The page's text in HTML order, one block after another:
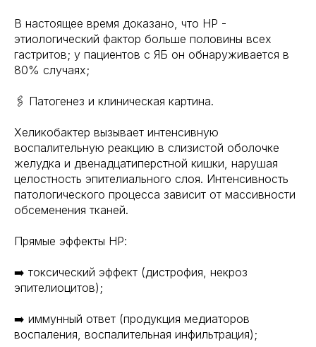
В настоящее время доказано, что НР -
этиологический фактор больше половины всех
гастритов; у пациентов с ЯБ он обнаруживается в
80% случаях;
🖇 Патогенез и клиническая картина.
Хеликобактер вызывает интенсивную
воспалительную реакцию в слизистой оболочке
желудка и двенадцатиперстной кишки, нарушая
целостность эпителиального слоя. Интенсивность
патологического процесса зависит от массивности
обсеменения тканей.
Прямые эффекты НР:
➡️ токсический эффект (дистрофия, некроз
эпителиоцитов);
➡️ иммунный ответ (продукция медиаторов
воспаления, воспалительная инфильтрация);